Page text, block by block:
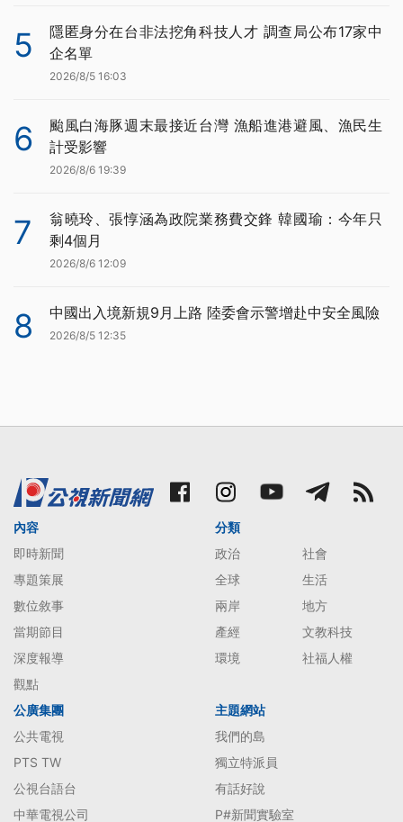
5
隱匿身分在台非法挖角科技人才 調查局公布17家中
企名單
2026/8/5 16:03
6
颱風白海豚週末最接近台灣 漁船進港避風、漁民生
計受影響
2026/8/6 19:39
7
翁曉玲、張惇涵為政院業務費交鋒 韓國瑜：今年只
剩4個月
2026/8/6 12:09
8 中國出入境新規9月上路 陸委會示警增赴中安全風險
2026/8/5 12:35
內容
即時新聞
專題策展
數位敘事
當期節目
深度報導
觀點
分類
政治
社會
全球
生活
兩岸
地方
產經
文教科技
環境
社福人權
公廣集團
公共電視
PTS TW
公視台語台
中華電視公司
主題網站
我們的島
獨立特派員
有話好說
P#新聞實驗室